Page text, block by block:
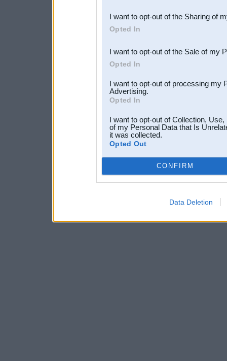
Downstream Participants
third parties.
I want to opt-out of the Sharing of
Opted In
I want to opt-out of the Sale of my
Opted In
I want to opt-out of processing my
Advertising.
Opted In
I want to opt-out of Collection,
of my Personal Data that Is
it was collected.
Opted Out
CONFIRM
Data Deletion